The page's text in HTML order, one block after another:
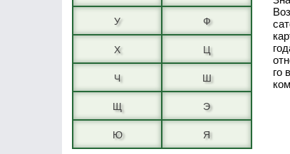
У
Ф
Х
Ц
Ч
Ш
Щ
Э
Ю
Я
го